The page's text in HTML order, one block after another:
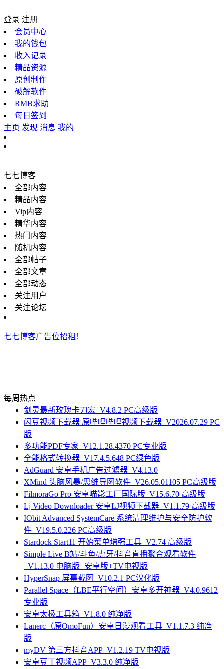
登录 注册
会员中心
我的钱包
收入记录
精品资源
原创制作
破解软件
RMB求助
每日签到
主页 发现 消息 我的
七七博客
全部内容
精品内容
Vip内容
精华内容
热门内容
随机内容
全部帖子
全部文章
全部动态
关注用户
关注论坛
七七博客广告位招租！
每周热点
剑灵最新玫瑰卡刀宏_V4.8.2 PC高级版
闪豆视频下载器 原哔哩哔哩视频下载器_V2026.07.29 PC
版
多功能PDF专家_V12.1.28.4370 PC专业版
全能格式转换器_V17.4.5.648 PC绿色版
AdGuard 安卓手机广告过滤器_V4.13.0
XMind 头脑风暴/思维导图软件_V26.05.01105 PC高级版
FilmoraGo Pro 安卓喵影工厂国际版_V15.6.70 高级版
Lj Video Downloader 安卓LJ视频下载器_V1.1.79 高级版
IObit Advanced SystemCare 系统清理维护与安全防护软
件_V19.5.0.226 PC高级版
Stardock Start11 开始菜单增强工具_V2.74 高级版
Simple Live B站/斗鱼/虎牙/抖音直播聚合观看软件
_V1.13.0 电脑版+安卓版+TV电视版
HyperSnap 屏幕截图_V10.2.1 PC汉化版
Parallel Space（LBE平行空间）安卓多开神器_V4.0.9612
专业版
安卓太极工具箱_V1.8.0 纯净版
Lanerc（原OmoFun）安卓日漫观看工具_V1.1.7.3 纯净
版
myDV 第三方抖音APP_V1.2.19 TV电视版
安卓豆丁视频APP_V3.3.0 纯净版